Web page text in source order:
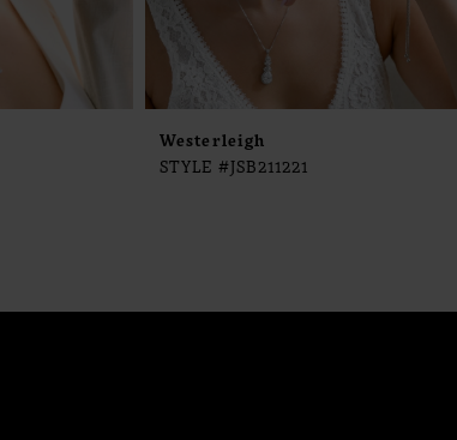
Westerleigh
STYLE #JSB211221